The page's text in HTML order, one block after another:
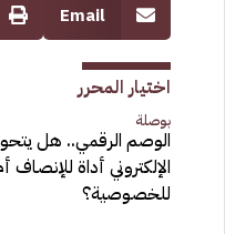
Email
اختيار المحرر
بوصلة
الوصم الرقمي.. هل
الإلكتروني أداة للإنصاف
للخصوصية؟